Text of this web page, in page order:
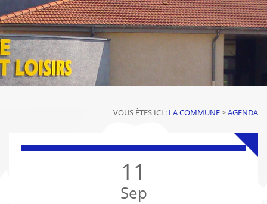
VOUS ÊTES ICI : LA COMMUNE>AGENDA
11
Sep